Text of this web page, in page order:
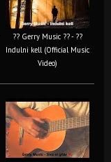
?? Gerry Music ?? - ??
Indulni kell (Official Music
Video)